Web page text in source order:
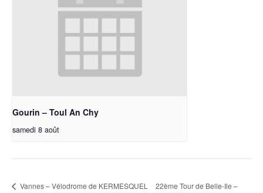
Gourin – Toul An Chy
samedi 8 août
Vannes – Vélodrome de KERMESQUEL
22ème Tour de Belle-Ile –